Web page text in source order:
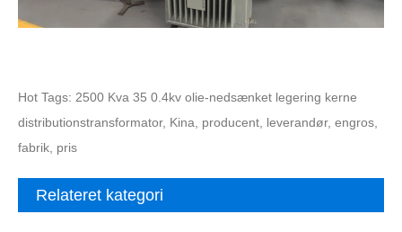
Hot Tags: 2500 Kva 35 0.4kv olie-nedsænket legering kerne
distributionstransformator, Kina, producent, leverandør, engros,
fabrik, pris
Relateret kategori